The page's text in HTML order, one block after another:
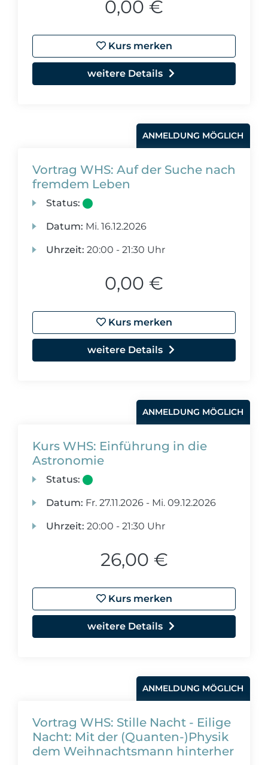
0,00 €
Kurs merken
weitere Details
ANMELDUNG MÖGLICH
Vortrag WHS: Auf der Suche nach
fremdem Leben
Status:
Datum: Mi. 16.12.2026
Uhrzeit: 20:00 - 21:30 Uhr
0,00 €
Kurs merken
weitere Details
ANMELDUNG MÖGLICH
Kurs WHS: Einführung in die
Astronomie
Status:
Datum: Fr. 27.11.2026 - Mi. 09.12.2026
Uhrzeit: 20:00 - 21:30 Uhr
26,00 €
Kurs merken
weitere Details
ANMELDUNG MÖGLICH
Vortrag WHS: Stille Nacht - Eilige
Nacht: Mit der (Quanten-)Physik
dem Weihnachtsmann hinterher